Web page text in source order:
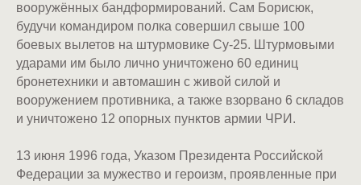
вооружённых бандформирований. Сам Борисюк,
будучи командиром полка совершил свыше 100
боевых вылетов на штурмовике Су-25. Штурмовыми
ударами им было лично уничтожено 60 единиц
бронетехники и автомашин с живой силой и
вооружением противника, а также взорвано 6 складов
и уничтожено 12 опорных пунктов армии ЧРИ.
13 июня 1996 года, Указом Президента Российской
Федерации за мужество и героизм, проявленные при